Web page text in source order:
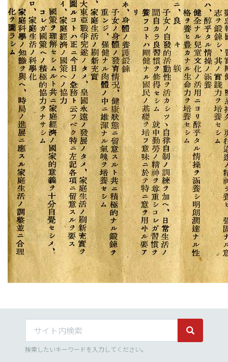
サイト内検索 サイト内
検索したいキーワードを入力してください。